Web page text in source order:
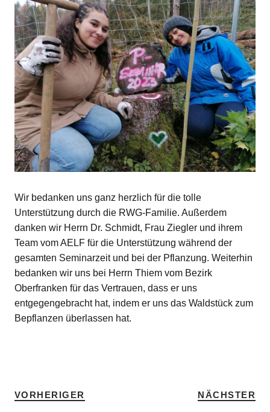
Wir bedanken uns ganz herzlich für die tolle
Unterstützung durch die RWG-Familie. Außerdem
danken wir Herrn Dr. Schmidt, Frau Ziegler und ihrem
Team vom AELF für die Unterstützung während der
gesamten Seminarzeit und bei der Pflanzung. Weiterhin
bedanken wir uns bei Herrn Thiem vom Bezirk
Oberfranken für das Vertrauen, dass er uns
entgegengebracht hat, indem er uns das Waldstück zum
Bepflanzen überlassen hat.
VORHERIGER NÄCHSTER